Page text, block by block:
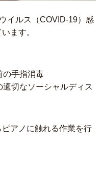
イルス（COVID-19）感
ます。
の手指消毒
切なソーシャルディス
アノに触れる作業を行